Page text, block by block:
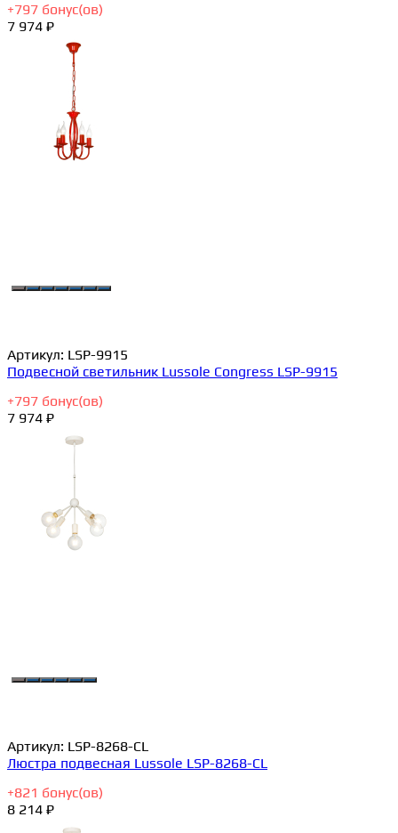
+797 бонус(ов)
7 974 ₽
Артикул: LSP-9915
Подвесной светильник Lussole Congress LSP-9915
+797 бонус(ов)
7 974 ₽
Артикул: LSP-8268-CL
Люстра подвесная Lussole LSP-8268-CL
+821 бонус(ов)
8 214 ₽